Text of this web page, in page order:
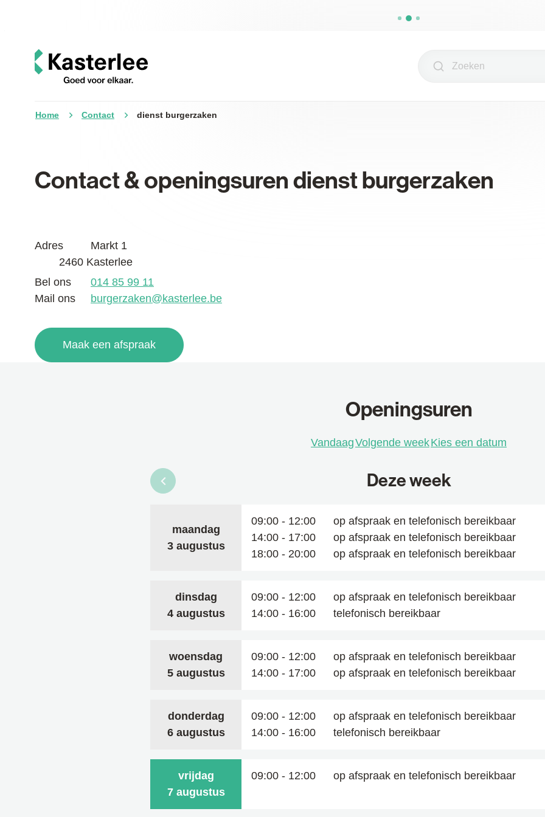
Kasterlee
Zoeken
Home Contact dienst burgerzaken
Contact & openingsuren dienst burgerzaken
Adres
Markt 1
,2460 Kasterlee
Bel ons
014 85 99 11
Mail ons
burgerzaken@kasterlee.be
Maak een afspraak
Openingsuren
VandaagVolgende weekKies een datum
Deze week
Bekijk openingsuren van de week hiervoor
maandag
3 augustus
2026
09:00 - 12:00
op afspraak en telefonisch bereikbaar
14:00 - 17:00
op afspraak en telefonisch bereikbaar
18:00 - 20:00 op afspraak en telefonisch bereikbaar
dinsdag
4 augustus
2026
09:00 - 12:00
op afspraak en telefonisch bereikbaar
14:00 - 16:00 telefonisch bereikbaar
woensdag
5 augustus
2026
09:00 - 12:00
op afspraak en telefonisch bereikbaar
14:00 - 17:00 op afspraak en telefonisch bereikbaar
donderdag
6 augustus
2026
09:00 - 12:00
op afspraak en telefonisch bereikbaar
14:00 - 16:00 telefonisch bereikbaar
vrijdag
7 augustus
2026
09:00 - 12:00 op afspraak en telefonisch bereikbaar